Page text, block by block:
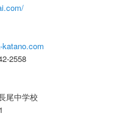
2558
尾中学校